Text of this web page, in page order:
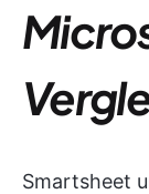
Smartsheet